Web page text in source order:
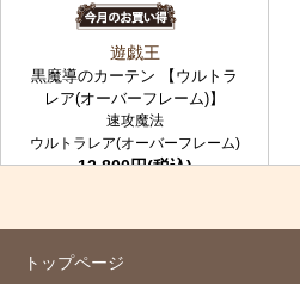
遊戯王
黒魔導のカーテン 【ウルトラ
レア(オーバーフレーム)】
速攻魔法
ウルトラレア(オーバーフレーム)
12,800円(税込)
トップページ